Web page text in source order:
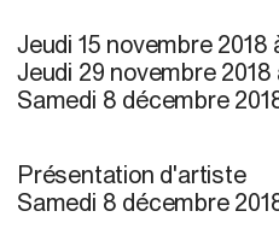
Jeudi 15 novembre 2018
Jeudi 29 novembre 2018
Samedi 8 décembre
Présentation d'artiste
Samedi 8 décembre